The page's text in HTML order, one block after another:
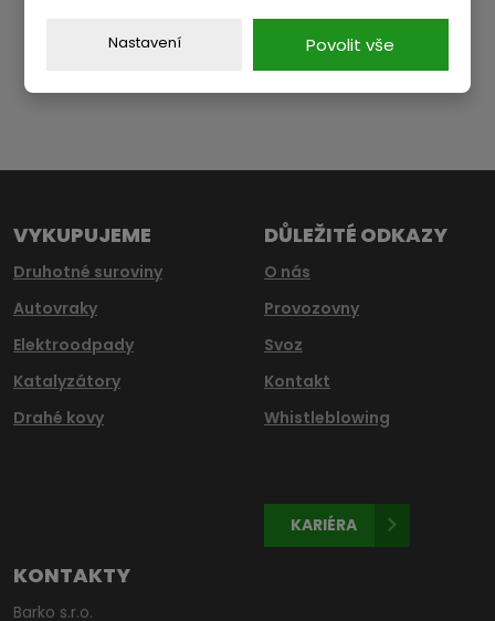
Formulář
nepodařilo
VYKUPUJEME
Druhotné suroviny
Autovraky
Elektroodpady
Katalyzátory
Drahé kovy
DŮLEŽITÉ ODKAZY
O nás
Provozovny
Svoz
Kontakt
Whistleblowing
KARIÉRA
KONTAKTY
Barko s.r.o.
Nastavení Povolit vše